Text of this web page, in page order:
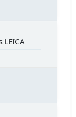
LEICA